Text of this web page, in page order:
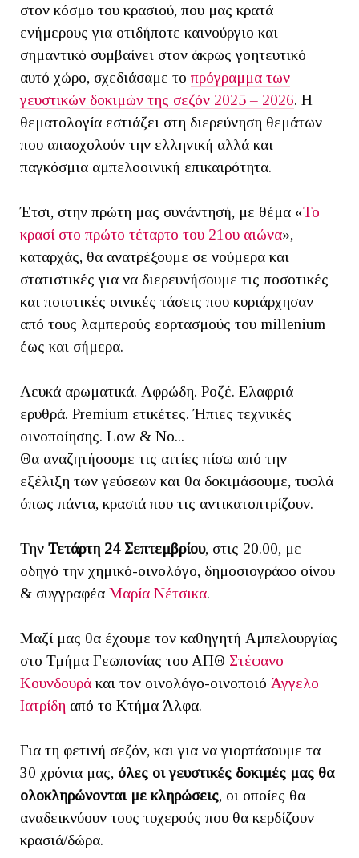
στον κόσμο του κρασιού, που μας κρατά
ενήμερους για οτιδήποτε καινούργιο και
σημαντικό συμβαίνει στον άκρως γοητευτικό
αυτό χώρο, σχεδιάσαμε το πρόγραμμα των
γευστικών δοκιμών της σεζόν 2025 – 2026. Η
θεματολογία εστιάζει στη διερεύνηση θεμάτων
που απασχολούν την ελληνική αλλά και
παγκόσμια αμπελοοινική επικαιρότητα.
Έτσι, στην πρώτη μας συνάντησή, με θέμα «Το
κρασί στο πρώτο τέταρτο του 21ου αιώνα»,
καταρχάς, θα ανατρέξουμε σε νούμερα και
στατιστικές για να διερευνήσουμε τις ποσοτικές
και ποιοτικές οινικές τάσεις που κυριάρχησαν
από τους λαμπερούς εορτασμούς του millenium
έως και σήμερα.
Λευκά αρωματικά. Αφρώδη. Ροζέ. Ελαφριά
ερυθρά. Premium ετικέτες. Ήπιες τεχνικές
οινοποίησης. Low & No...
Θα αναζητήσουμε τις αιτίες πίσω από την
εξέλιξη των γεύσεων και θα δοκιμάσουμε, τυφλά
όπως πάντα, κρασιά που τις αντικατοπτρίζουν.
Την Τετάρτη 24 Σεπτεμβρίου, στις 20.00, με
οδηγό την χημικό-οινολόγο, δημοσιογράφο οίνου
& συγγραφέα Μαρία Νέτσικα.
Μαζί μας θα έχουμε τον καθηγητή Αμπελουργίας
στο Τμήμα Γεωπονίας του ΑΠΘ Στέφανο
Κουνδουρά και τον οινολόγο-οινοποιό Άγγελο
Ιατρίδη από το Κτήμα Άλφα.
Για τη φετινή σεζόν, και για να γιορτάσουμε τα
30 χρόνια μας, όλες οι γευστικές δοκιμές μας θα
ολοκληρώνονται με κληρώσεις, οι οποίες θα
αναδεικνύουν τους τυχερούς που θα κερδίζουν
κρασιά/δώρα.